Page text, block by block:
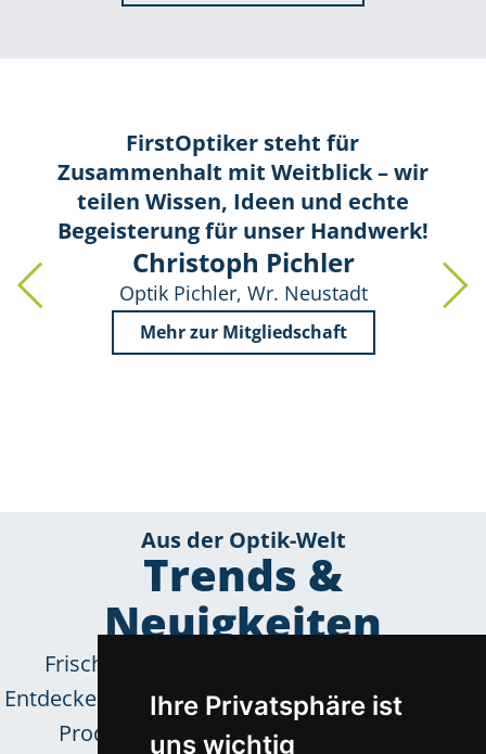
Ihre Privatsphäre ist
uns wichtig
FirstOptiker steht für
Zusammenhalt mit Weitblick – wir
teilen Wissen, Ideen und echte
Begeisterung für unser Handwerk!
Christoph Pichler
Optik Pichler, Wr. Neustadt
Mehr zur Mitgliedschaft
Aus der Optik-Welt
Trends &
Neuigkeiten
Frische Inspirationen für das Sortiment.
Entdecken Sie neue Kollektionen und innovative
Produkttrends unserer zuverlässigen